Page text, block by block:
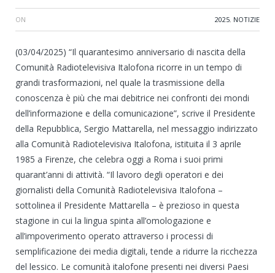
ON 2025, NOTIZIE
(03/04/2025) “Il quarantesimo anniversario di nascita della
Comunità Radiotelevisiva Italofona ricorre in un tempo di
grandi trasformazioni, nel quale la trasmissione della
conoscenza è più che mai debitrice nei confronti dei mondi
dell’informazione e della comunicazione”, scrive il Presidente
della Repubblica, Sergio Mattarella, nel messaggio indirizzato
alla Comunità Radiotelevisiva Italofona, istituita il 3 aprile
1985 a Firenze, che celebra oggi a Roma i suoi primi
quarant’anni di attività. “Il lavoro degli operatori e dei
giornalisti della Comunità Radiotelevisiva Italofona –
sottolinea il Presidente Mattarella – è prezioso in questa
stagione in cui la lingua spinta all’omologazione e
all’impoverimento operato attraverso i processi di
semplificazione dei media digitali, tende a ridurre la ricchezza
del lessico. Le comunità italofone presenti nei diversi Paesi